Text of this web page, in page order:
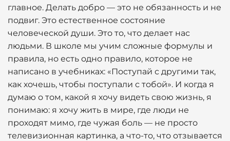
главное. Делать добро — это не обязанность и не
подвиг. Это естественное состояние
человеческой души. Это то, что делает нас
людьми. В школе мы учим сложные формулы и
правила, но есть одно правило, которое не
написано в учебниках: «Поступай с другими так,
как хочешь, чтобы поступали с тобой». И когда я
думаю о том, какой я хочу видеть свою жизнь, я
понимаю: я хочу жить в мире, где люди не
проходят мимо, где чужая боль — не просто
телевизионная картинка, а что-то, что отзывается